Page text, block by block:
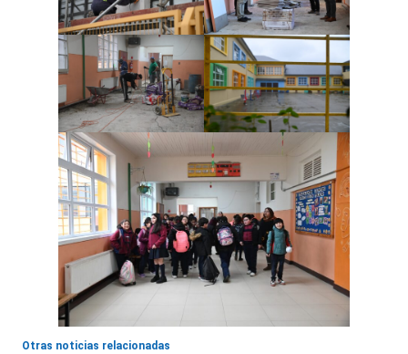
Otras noticias relacionadas